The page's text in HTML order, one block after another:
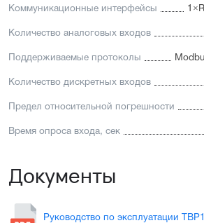
Коммуникационные интерфейсы
Количество аналоговых входов
Поддерживаемые протоколы
Количество дискретных входов
Предел относительной погрешности
Время опроса входа, сек
Документы
Руководство по эксплуатации